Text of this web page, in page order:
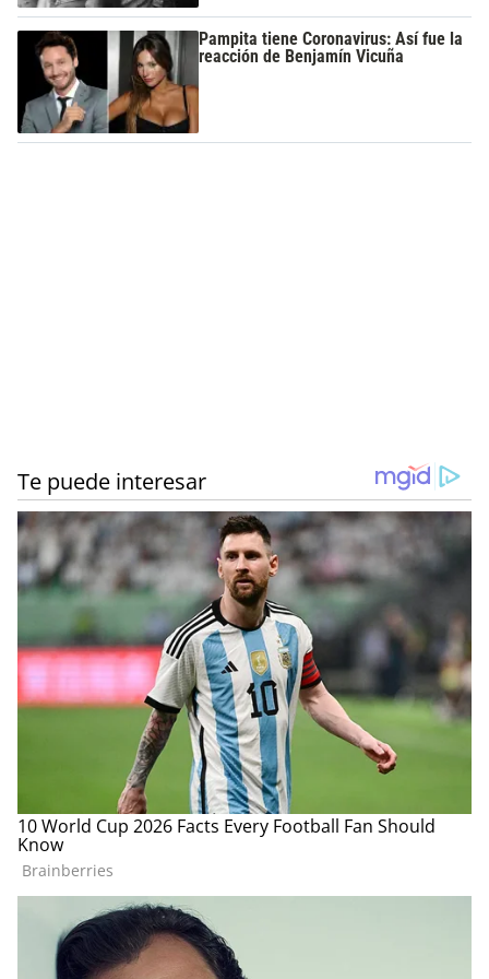
Pampita tiene Coronavirus: Así fue la
reacción de Benjamín Vicuña